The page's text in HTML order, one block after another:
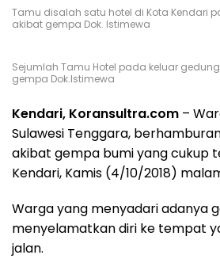
Tamu disalah satu hotel di Kota Kendari
akibat gempa Dok. Istimewa
Sejumlah Tamu Hotel pada keluar
gempa Dok.Istimewa
Kendari, Koransultra.com –
Sulawesi Tenggara,
akibat gempa bumi yang cukup
Kendari, Kamis (4/10/2018)
Warga yang menyadari adanya
menyelamatkan diri ke tempat
jalan.